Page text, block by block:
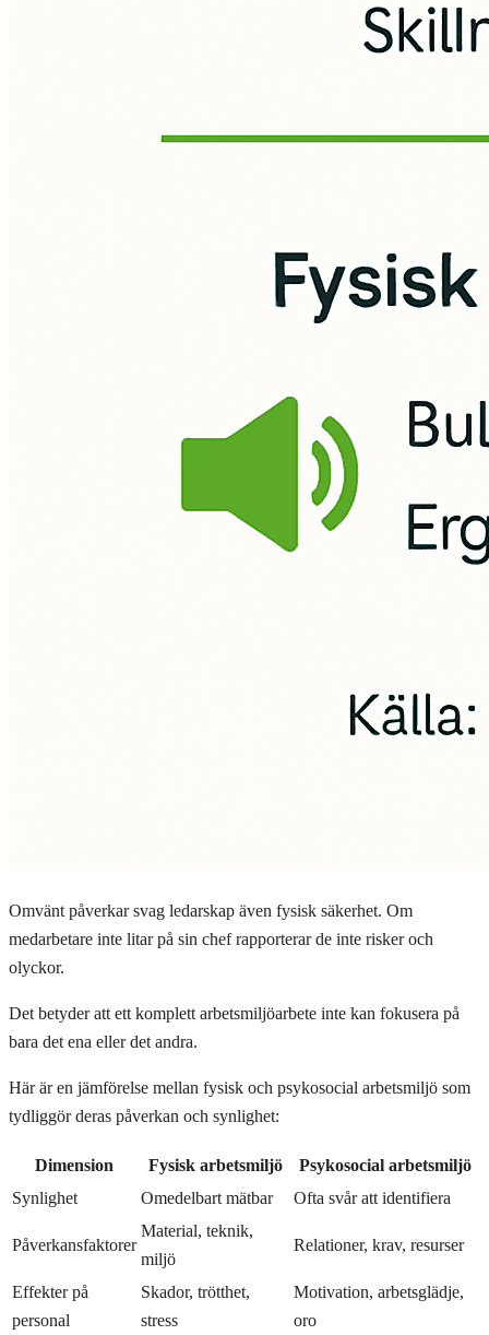
Omvänt påverkar svag ledarskap även fysisk säkerhet. Om
medarbetare inte litar på sin chef rapporterar de inte risker och
olyckor.
Det betyder att ett komplett arbetsmiljöarbete inte kan fokusera på
bara det ena eller det andra.
Här är en jämförelse mellan fysisk och psykosocial arbetsmiljö som
tydliggör deras påverkan och synlighet:
Dimension Fysisk arbetsmiljö
Psykosocial arbetsmiljö
Synlighet
Omedelbart mätbar Ofta svår att identifiera
Påverkansfaktorer
Material, teknik,
miljö
Relationer, krav, resurser
Effekter på
personal
Skador, trötthet,
stress
Motivation, arbetsglädje,
oro